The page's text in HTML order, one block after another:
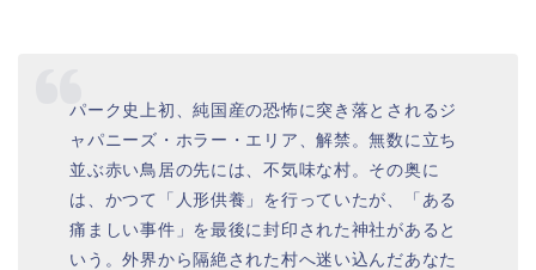
パーク史上初、純国産の恐怖に突き落とされるジ
ャパニーズ・ホラー・エリア、解禁。無数に立ち
並ぶ赤い鳥居の先には、不気味な村。その奥に
は、かつて「人形供養」を行っていたが、「ある
痛ましい事件」を最後に封印された神社があると
いう。外界から隔絶された村へ迷い込んだあなた